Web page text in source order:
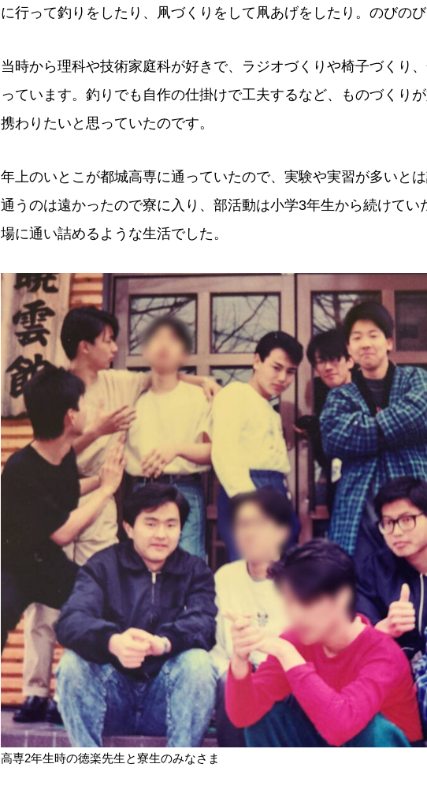
に行って釣りをしたり、凧づくりをして凧あげをしたり。のびのび
当時から理科や技術家庭科が好きで、ラジオづくりや椅子づくり
っています。釣りでも自作の仕掛けで工夫するなど、ものづくり
携わりたいと思っていたのです。
年上のいとこが都城高専に通っていたので、実験や実習が多いと
通うのは遠かったので寮に入り、部活動は小学3年生から続けてい
場に通い詰めるような生活でした。
高専2年生時の徳楽先生と寮生のみなさま